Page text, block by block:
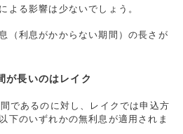
よる影響は少ないでしょう。
（利息がかからない期間）の長さが
長いのはレイク
であるのに対し、レイクでは申込方
下のいずれかの無利息が適用されま